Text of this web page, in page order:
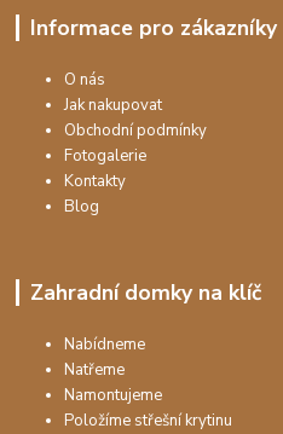
Informace pro zákazníky
O nás
Jak nakupovat
Obchodní podmínky
Fotogalerie
Kontakty
Blog
Zahradní domky na klíč
Nabídneme
Natřeme
Namontujeme
Položíme střešní krytinu